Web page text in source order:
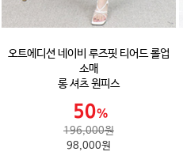
오트에디션 네이비 루즈핏 티어드 롤업
소매
롱 셔츠 원피스
196,000원
98,000원